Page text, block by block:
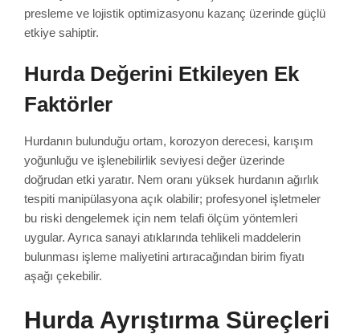
presleme ve lojistik optimizasyonu kazanç üzerinde güçlü
etkiye sahiptir.
Hurda Değerini Etkileyen Ek
Faktörler
Hurdanın bulunduğu ortam, korozyon derecesi, karışım
yoğunluğu ve işlenebilirlik seviyesi değer üzerinde
doğrudan etki yaratır. Nem oranı yüksek hurdanın ağırlık
tespiti manipülasyona açık olabilir; profesyonel işletmeler
bu riski dengelemek için nem telafi ölçüm yöntemleri
uygular. Ayrıca sanayi atıklarında tehlikeli maddelerin
bulunması işleme maliyetini artıracağından birim fiyatı
aşağı çekebilir.
Hurda Ayrıştırma Süreçleri